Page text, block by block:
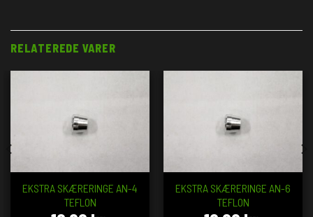
RELATEREDE VARER
EKSTRA SKÆRERINGE AN-4
TEFLON
EKSTRA SKÆRERINGE AN-6
TEFLON